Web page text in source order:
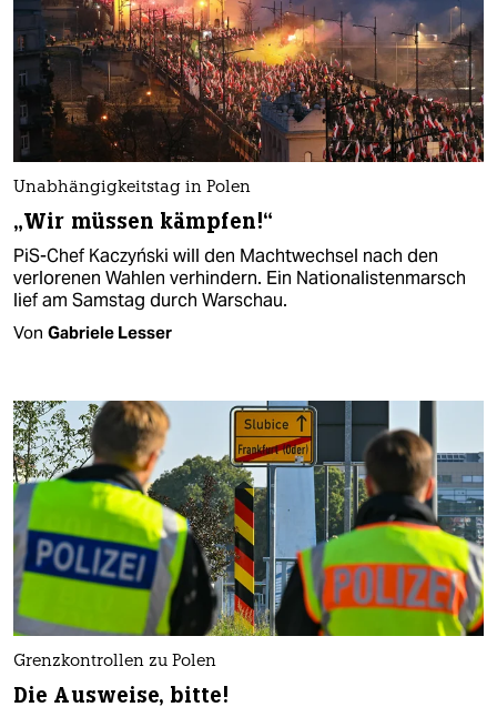
Unabhängigkeitstag in Polen
„Wir müssen kämpfen!“
PiS-Chef Kaczyński will den Machtwechsel nach den
verlorenen Wahlen verhindern. Ein Nationalistenmarsch
lief am Samstag durch Warschau.
Von Gabriele Lesser
Grenzkontrollen zu Polen
Die Ausweise, bitte!